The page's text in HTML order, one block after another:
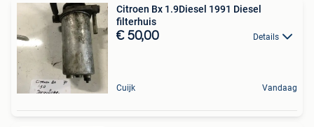
Citroen Bx 1.9Diesel 1991 Diesel
filterhuis
€ 50,00 Details
Cuijk Vandaag